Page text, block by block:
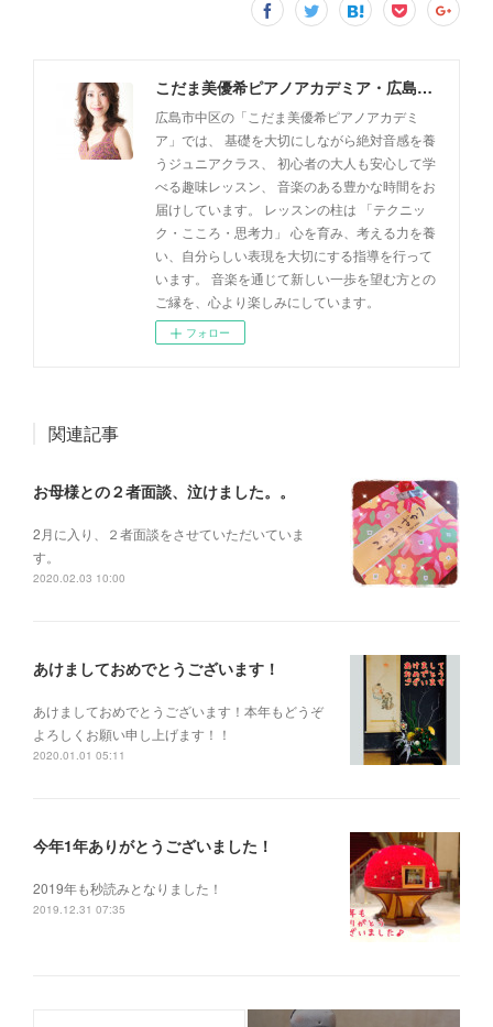
こだま美優希ピアノアカデミア・広島市中区
広島市中区の「こだま美優希ピアノアカデミ
ア」では、 基礎を大切にしながら絶対音感を養
うジュニアクラス、 初心者の大人も安心して学
べる趣味レッスン、 音楽のある豊かな時間をお
届けしています。 レッスンの柱は 「テクニッ
ク・こころ・思考力」 心を育み、考える力を養
い、自分らしい表現を大切にする指導を行って
います。 音楽を通じて新しい一歩を望む方との
ご縁を、心より楽しみにしています。
フォロー
関連記事
お母様との２者面談、泣けました。。
2月に入り、２者面談をさせていただいていま
す。
2020.02.03 10:00
あけましておめでとうございます！
あけましておめでとうございます！本年もどうぞ
よろしくお願い申し上げます！！
2020.01.01 05:11
今年1年ありがとうございました！
2019年も秒読みとなりました！
2019.12.31 07:35